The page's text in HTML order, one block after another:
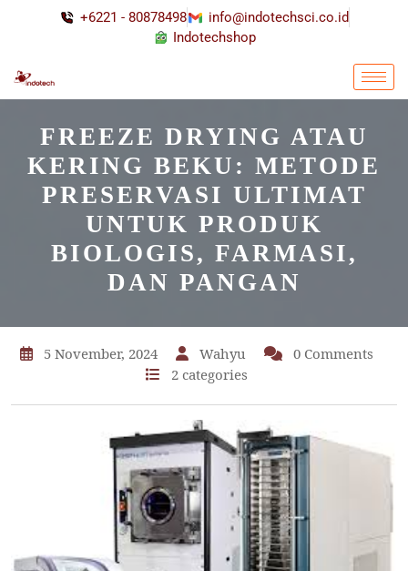
+6221 - 80878498
info@indotechsci.co.id
Indotechshop
FREEZE DRYING ATAU
KERING BEKU: METODE
PRESERVASI ULTIMAT
UNTUK PRODUK
BIOLOGIS, FARMASI,
DAN PANGAN
5 November, 2024 Wahyu
0 Comments
2 categories